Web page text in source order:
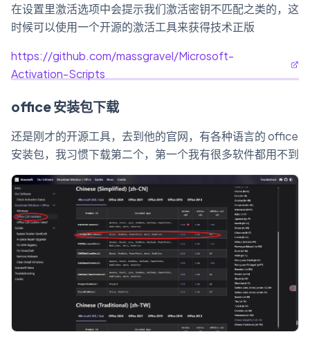
在设置里激活选项中会提示我们激活密钥不匹配之类的，这
时候可以使用一个开源的激活工具来获得技术正版
https://github.com/massgravel/Microsoft-
Activation-Scripts
office 安装包下载
还是刚才的开源工具，去到他的官网，有各种语言的 office
安装包，我习惯下载第二个，第一个我有很多软件都用不到